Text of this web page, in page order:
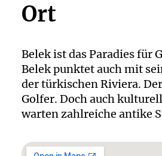
Ort
Belek ist das Paradies
Belek punktet auch mit
der türkischen Riviera.
Golfer. Doch auch
warten zahlreiche antike